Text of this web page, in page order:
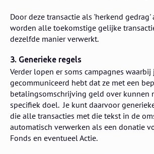
Door deze transactie als 'herkend gedrag'
worden alle toekomstige gelijke
dezelfde manier verwerkt.
3. Generieke regels
Verder lopen er soms campagnes
gecommuniceerd hebt dat ze met een
betalingsomschrijving geld over kunnen
specifiek doel. Je kunt daarvoor
die alle transacties met die tekst in de
automatisch verwerken als een donatie
Fonds en eventueel Actie.